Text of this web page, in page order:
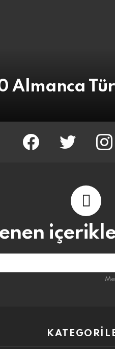
Almanca
facebook twitter